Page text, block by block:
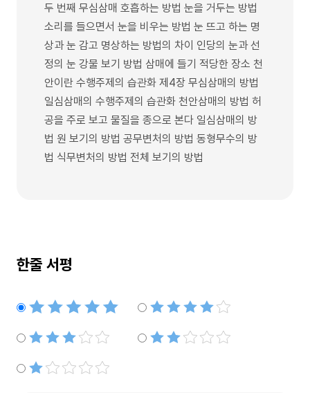
두 번째 무심삼매 호흡하는 방법 눈을 거두는 방법
소리를 들으면서 눈을 비우는 방법 눈 뜨고 하는 명
상과 눈 감고 명상하는 방법의 차이 인당의 눈과 선
정의 눈 강물 보기 방법 삼매에 들기 적당한 장소 천
안이란 수행주제의 습관화 제4장 무심삼매의 방법
일심삼매의 수행주제의 습관화 천안삼매의 방법 허
공을 주로 보고 물질을 종으로 본다 일심삼매의 방
법 원 보기의 방법 공무변처의 방법 동형무수의 방
법 식무변처의 방법 전체 보기의 방법
한줄 서평
별점5개 별점4개
별점3개 별점2개
별점1개